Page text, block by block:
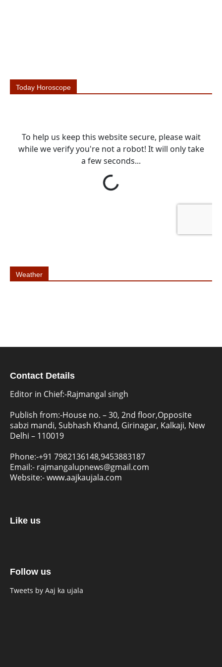
Today Horoscope
Weather
Contact Details
Editor in Chief:-Rajmangal singh
Publish from:-House no. – 30, 2nd floor,Opposite
sabzi mandi, Subhash Khand, Girinagar, Kalkaji, New
Delhi – 110019
Phone:-+91 7982136148,9453883187
Email:- rajmangalupnews@gmail.com
Website:-www.aajkaujala.com
Like us
Follow us
Tweets by Aaj ka ujala